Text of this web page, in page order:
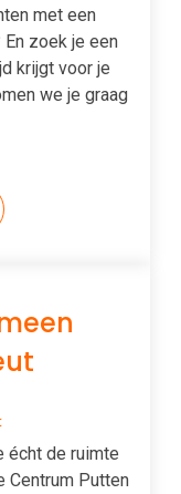
met een
zoek je een
krijgt voor je
we je graag
écht de ruimte
Centrum Putten